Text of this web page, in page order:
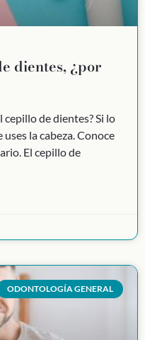
dientes, ¿por
cepillo de dientes? Si lo
uses la cabeza. Conoce
El cepillo de
ODONTOLOGÍA GENERAL